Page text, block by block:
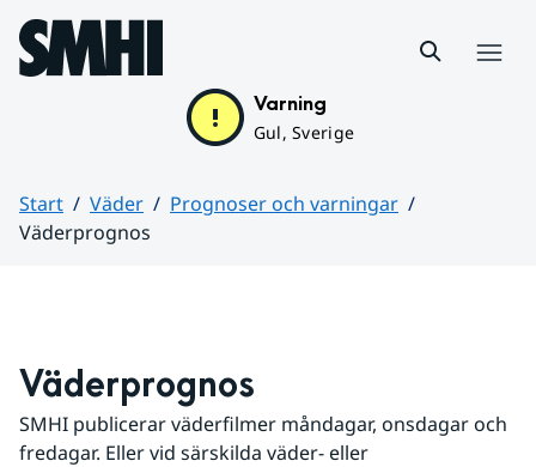
Hoppa till sidans innehåll
Varning
Gul, Sverige
Start Väder
Prognoser och varningar
Väderprognos
Väderprognos
SMHI publicerar väderfilmer måndagar, onsdagar och
fredagar. Eller vid särskilda väder- eller